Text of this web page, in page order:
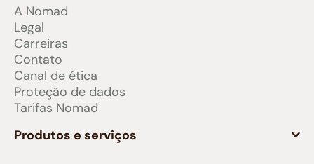
A Nomad
Legal
Carreiras
Contato
Canal de ética
Proteção de dados
Tarifas Nomad
Produtos e serviços